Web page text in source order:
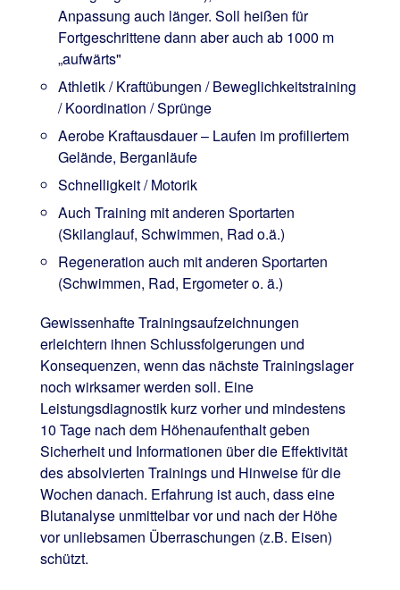
Anpassung auch länger. Soll heißen für
Fortgeschrittene dann aber auch ab 1000 m
„aufwärts"
Athletik / Kraftübungen / Beweglichkeitstraining
/ Koordination / Sprünge
Aerobe Kraftausdauer – Laufen im profiliertem
Gelände, Berganläufe
Schnelligkeit / Motorik
Auch Training mit anderen Sportarten
(Skilanglauf, Schwimmen, Rad o.ä.)
Regeneration auch mit anderen Sportarten
(Schwimmen, Rad, Ergometer o. ä.)
Gewissenhafte Trainingsaufzeichnungen
erleichtern ihnen Schlussfolgerungen und
Konsequenzen, wenn das nächste Trainingslager
noch wirksamer werden soll. Eine
Leistungsdiagnostik kurz vorher und mindestens
10 Tage nach dem Höhenaufenthalt geben
Sicherheit und Informationen über die Effektivität
des absolvierten Trainings und Hinweise für die
Wochen danach. Erfahrung ist auch, dass eine
Blutanalyse unmittelbar vor und nach der Höhe
vor unliebsamen Überraschungen (z.B. Eisen)
schützt.